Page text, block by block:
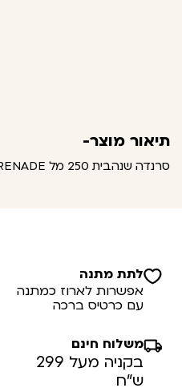
תיאור מוצר-
סרנדה שנהבית 250 מל IVORY SERENADE
לתת מתנה
אפשרות לארוז כמתנה
עם כרטיס ברכה
משלוח חינם
בקניה מעל 299
ש”ח